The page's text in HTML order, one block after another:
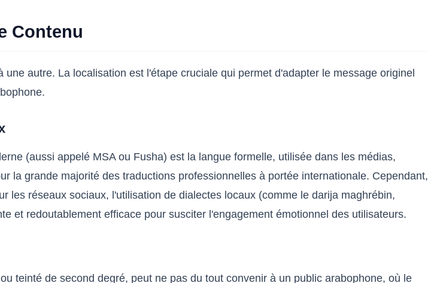
Contenu
autre. La localisation est l'étape cruciale qui permet d'adapter le message originel
(aussi appelé MSA ou Fusha) est la langue formelle, utilisée dans les médias,
la grande majorité des traductions professionnelles à portée internationale. Cependant,
les réseaux sociaux, l'utilisation de dialectes locaux (comme le darija maghrébin,
et redoutablement efficace pour susciter l'engagement émotionnel des utilisateurs.
teinté de second degré, peut ne pas du tout convenir à un public arabophone, où le